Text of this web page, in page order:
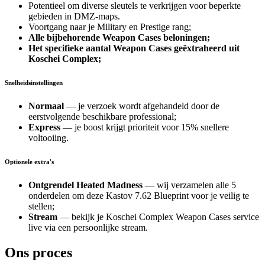
Potentieel om diverse sleutels te verkrijgen voor beperkte
gebieden in DMZ-maps.
Voortgang naar je Military en Prestige rang;
Alle bijbehorende Weapon Cases beloningen;
Het specifieke aantal Weapon Cases geëxtraheerd uit
Koschei Complex;
Snelheidsinstellingen
Normaal — je verzoek wordt afgehandeld door de
eerstvolgende beschikbare professional;
Express — je boost krijgt prioriteit voor 15% snellere
voltooiing.
Optionele extra's
Ontgrendel Heated Madness — wij verzamelen alle 5
onderdelen om deze Kastov 7.62 Blueprint voor je veilig te
stellen;
Stream — bekijk je Koschei Complex Weapon Cases service
live via een persoonlijke stream.
Ons proces